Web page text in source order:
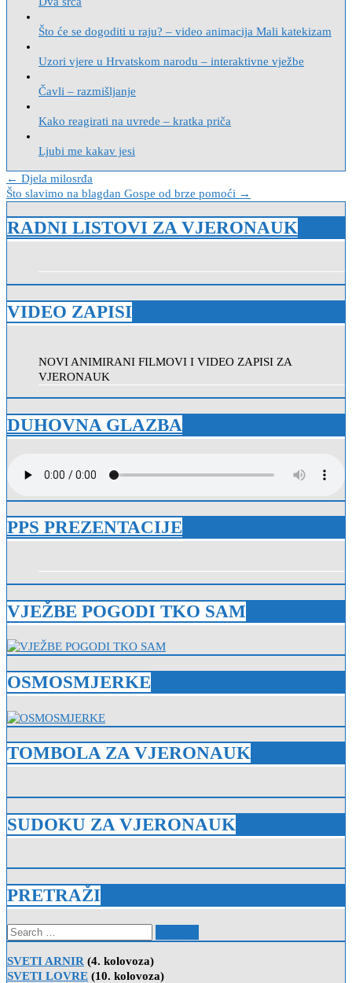
Što će se dogoditi u raju? – video animacija Mali katekizam
Uzori vjere u Hrvatskom narodu – interaktivne vježbe
Čavli – razmišljanje
Kako reagirati na uvrede – kratka priča
Ljubi me kakav jesi
Navigacija
objava
← Djela milosrđa
Što slavimo na blagdan Gospe od brze pomoći →
RADNI LISTOVI ZA VJERONAUK
VIDEO ZAPISI
NOVI ANIMIRANI FILMOVI I VIDEO ZAPISI ZA
VJERONAUK
DUHOVNA GLAZBA
PPS PREZENTACIJE
VJEŽBE POGODI TKO SAM
OSMOSMJERKE
TOMBOLA ZA VJERONAUK
SUDOKU ZA VJERONAUK
PRETRAŽI
Search
for:
SVETI ARNIR (4. kolovoza)
SVETI LOVRE (10. kolovoza)